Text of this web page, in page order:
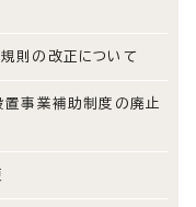
則の改正について
置事業補助制度の廃止